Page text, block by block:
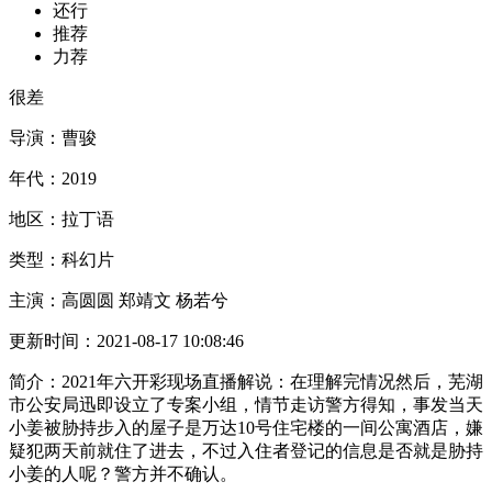
还行
推荐
力荐
很差
导演： 曹骏
年代： 2019
地区： 拉丁语
类型： 科幻片
主演： 高圆圆 郑靖文 杨若兮
更新时间： 2021-08-17 10:08:46
简介： 2021年六开彩现场直播解说：在理解完情况然后，芜湖
市公安局迅即设立了专案小组，情节走访警方得知，事发当天
小姜被胁持步入的屋子是万达10号住宅楼的一间公寓酒店，嫌
疑犯两天前就住了进去，不过入住者登记的信息是否就是胁持
小姜的人呢？警方并不确认。